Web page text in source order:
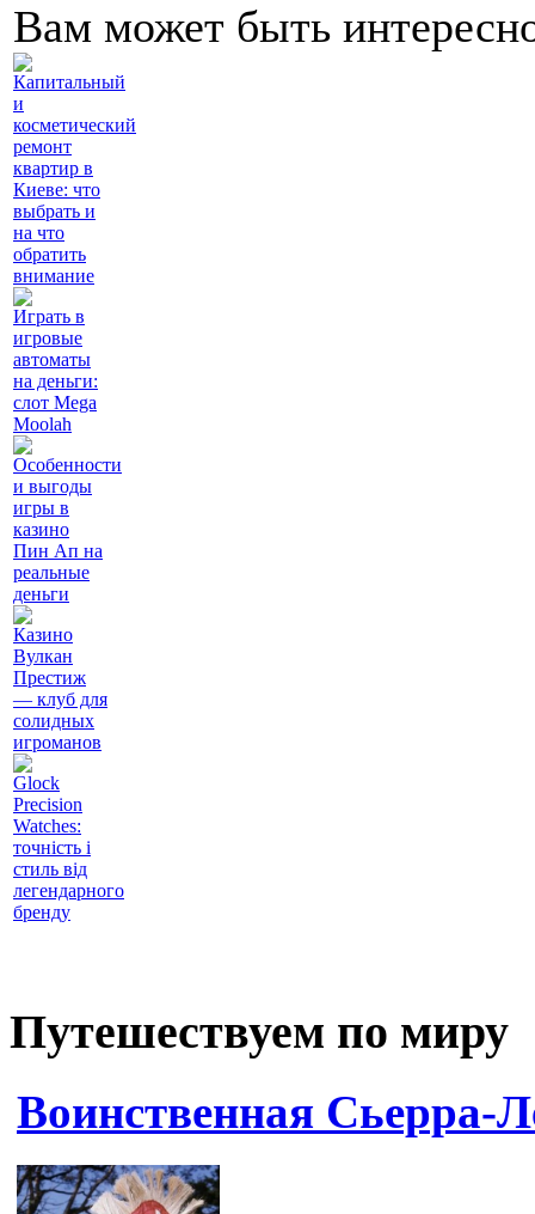
Вам может быть
Капитальный
и
косметический
ремонт
квартир в
Киеве: что
выбрать и
на что
обратить
внимание
Играть в
игровые
автоматы
на деньги:
слот Mega
Moolah
Особенности
и выгоды
игры в
казино
Пин Ап на
реальные
деньги
Казино
Вулкан
Престиж
— клуб для
солидных
игроманов
Glock
Precision
Watches:
точність і
стиль від
легендарного
бренду
Путешествуем по миру
Воинственная Сьерра-